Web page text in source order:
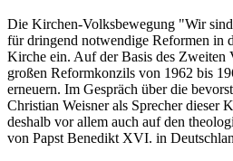
Die Kirchen-Volksbewegung "Wir
für dringend notwendige Reformen in
Kirche ein. Auf der Basis des Zweiten
großen Reformkonzils von 1962 bis
erneuern. Im Gespräch über die
Christian Weisner als Sprecher dieser
deshalb vor allem auch auf den
von Papst Benedikt XVI. in